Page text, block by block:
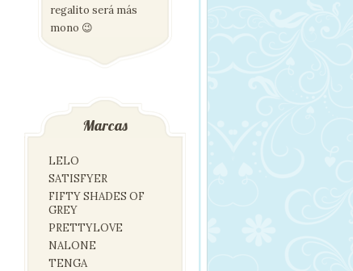
regalito será más
mono 😉
Marcas
LELO
SATISFYER
FIFTY SHADES OF
GREY
PRETTYLOVE
NALONE
TENGA